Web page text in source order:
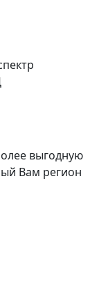
выгодную
Вам регион